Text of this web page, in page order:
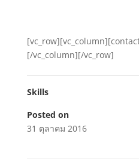
[/vc_column][/vc_row]
Skills
Posted on
31 ตุลาคม 2016